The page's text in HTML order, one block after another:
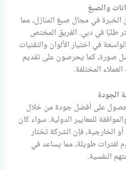
في مجال صبغ المنازل، مما
طلبًا في دبي. الفريق المختص
في اختيار الألوان والتقنيات
صورة، كما يحرصون على تقديم
المختلفة.
على أفضل جودة من خلال
للمعايير الدولية. سواء كان
أو الخارجية، فإن الشركة تختار
لفترات طويلة، مما يساعد في
النفسية.